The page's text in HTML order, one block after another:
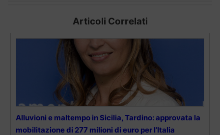
Articoli Correlati
Alluvioni e maltempo in Sicilia, Tardino: approvata la
mobilitazione di 277 milioni di euro per l’Italia